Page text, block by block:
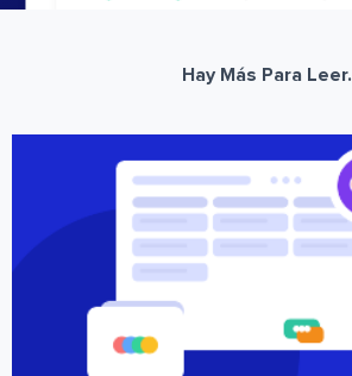
Hay Más Para Leer.